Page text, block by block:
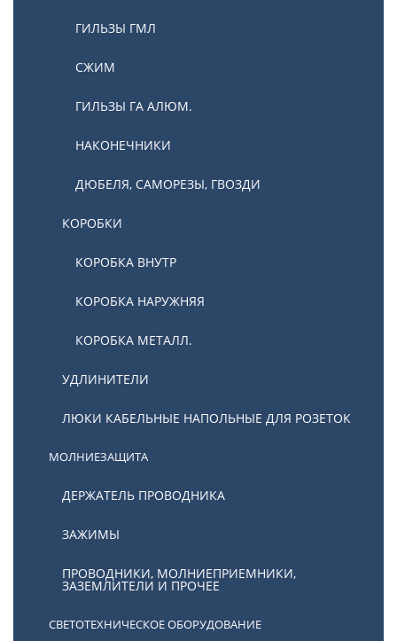
ГИЛЬЗЫ ГМЛ
СЖИМ
ГИЛЬЗЫ ГА АЛЮМ.
НАКОНЕЧНИКИ
ДЮБЕЛЯ, САМОРЕЗЫ, ГВОЗДИ
КОРОБКИ
КОРОБКА ВНУТР
КОРОБКА НАРУЖНЯЯ
КОРОБКА МЕТАЛЛ.
УДЛИНИТЕЛИ
ЛЮКИ КАБЕЛЬНЫЕ НАПОЛЬНЫЕ ДЛЯ РОЗЕТОК
МОЛНИЕЗАЩИТА
ДЕРЖАТЕЛЬ ПРОВОДНИКА
ЗАЖИМЫ
ПРОВОДНИКИ, МОЛНИЕПРИЕМНИКИ,
ЗАЗЕМЛИТЕЛИ И ПРОЧЕЕ
СВЕТОТЕХНИЧЕСКОЕ ОБОРУДОВАНИЕ